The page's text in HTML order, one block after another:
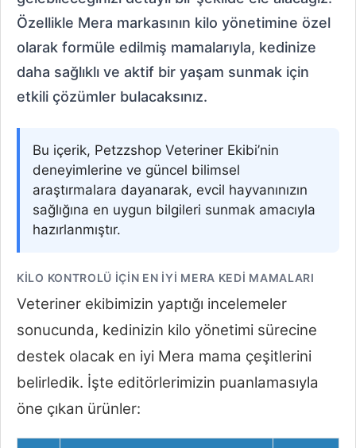
Özellikle Mera markasının kilo yönetimine özel
olarak formüle edilmiş mamalarıyla, kedinize
daha sağlıklı ve aktif bir yaşam sunmak için
etkili çözümler bulacaksınız.
Bu içerik, Petzzshop Veteriner Ekibi’nin
deneyimlerine ve güncel bilimsel
araştırmalara dayanarak, evcil hayvanınızın
sağlığına en uygun bilgileri sunmak amacıyla
hazırlanmıştır.
KILO KONTROLÜ İÇIN EN İYI MERA KEDI MAMALARI
Veteriner ekibimizin yaptığı incelemeler
sonucunda, kedinizin kilo yönetimi sürecine
destek olacak en iyi Mera mama çeşitlerini
belirledik. İşte editörlerimizin puanlamasıyla
öne çıkan ürünler: